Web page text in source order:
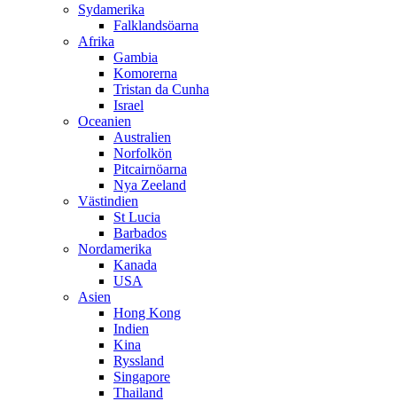
Sydamerika
Falklandsöarna
Afrika
Gambia
Komorerna
Tristan da Cunha
Israel
Oceanien
Australien
Norfolkön
Pitcairnöarna
Nya Zeeland
Västindien
St Lucia
Barbados
Nordamerika
Kanada
USA
Asien
Hong Kong
Indien
Kina
Ryssland
Singapore
Thailand